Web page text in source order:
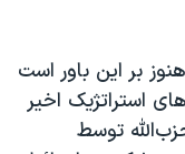
بر این باور است
استراتژیک اخیر
توسط